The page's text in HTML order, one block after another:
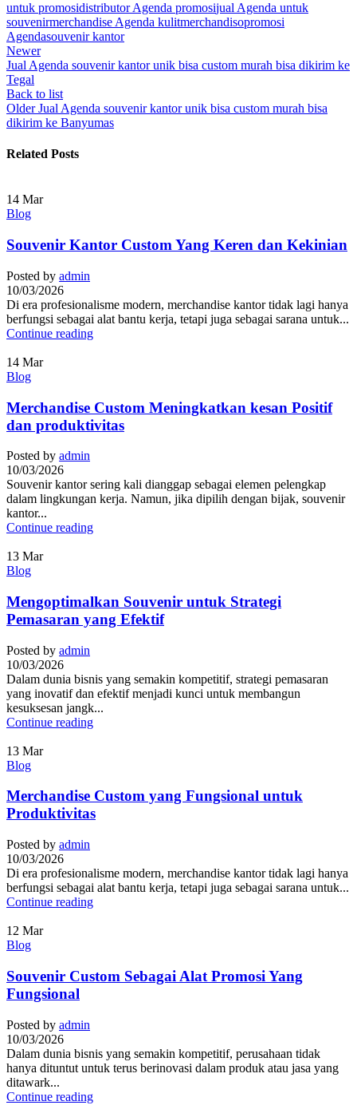
untuk promosidistributor Agenda promosijual Agenda untuk
souvenirmerchandise Agenda kulitmerchandisopromosi
Agendasouvenir kantor
Newer
Jual Agenda souvenir kantor unik bisa custom murah bisa dikirim ke
Tegal
Back to list
Older Jual Agenda souvenir kantor unik bisa custom murah bisa
dikirim ke Banyumas
Related Posts
14 Mar
Blog
Souvenir Kantor Custom Yang Keren dan Kekinian
Posted by admin
10/03/2026
Di era profesionalisme modern, merchandise kantor tidak lagi hanya
berfungsi sebagai alat bantu kerja, tetapi juga sebagai sarana untuk...
Continue reading
14 Mar
Blog
Merchandise Custom Meningkatkan kesan Positif
dan produktivitas
Posted by admin
10/03/2026
Souvenir kantor sering kali dianggap sebagai elemen pelengkap
dalam lingkungan kerja. Namun, jika dipilih dengan bijak, souvenir
kantor...
Continue reading
13 Mar
Blog
Mengoptimalkan Souvenir untuk Strategi
Pemasaran yang Efektif
Posted by admin
10/03/2026
Dalam dunia bisnis yang semakin kompetitif, strategi pemasaran
yang inovatif dan efektif menjadi kunci untuk membangun
kesuksesan jangk...
Continue reading
13 Mar
Blog
Merchandise Custom yang Fungsional untuk
Produktivitas
Posted by admin
10/03/2026
Di era profesionalisme modern, merchandise kantor tidak lagi hanya
berfungsi sebagai alat bantu kerja, tetapi juga sebagai sarana untuk...
Continue reading
12 Mar
Blog
Souvenir Custom Sebagai Alat Promosi Yang
Fungsional
Posted by admin
10/03/2026
Dalam dunia bisnis yang semakin kompetitif, perusahaan tidak
hanya dituntut untuk terus berinovasi dalam produk atau jasa yang
ditawark...
Continue reading